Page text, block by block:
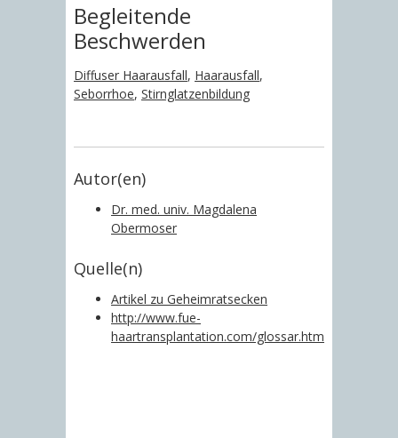
Begleitende
Beschwerden
Diffuser Haarausfall, Haarausfall,
Seborrhoe, Stirnglatzenbildung
Autor(en)
Dr. med. univ. Magdalena
Obermoser
Quelle(n)
Artikel zu Geheimratsecken
http://www.fue-
haartransplantation.com/glossar.htm